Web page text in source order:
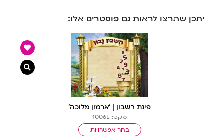
יתכן שתרצו לראות גם פוסטרים אלו:
פינת חשבון | ‘ארמון מלוכה’
מקט: 1006E
בחר אפשרויות
צפייה